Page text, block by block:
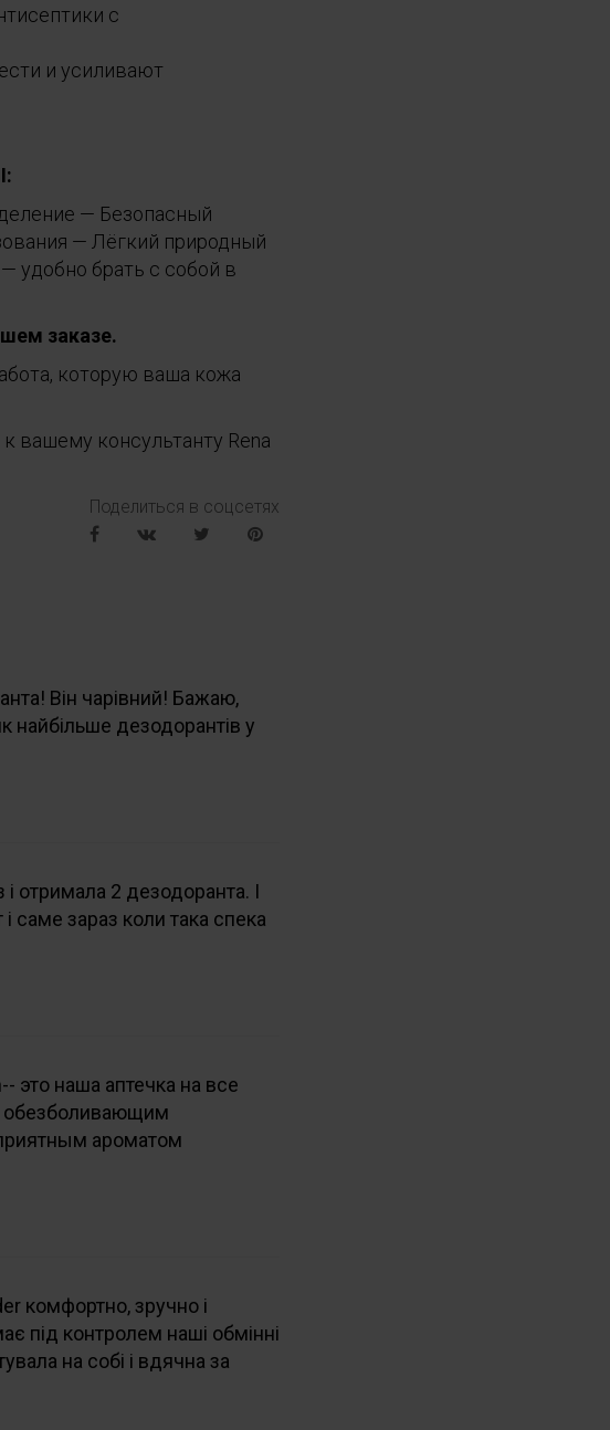
с
и усиливают
— Безопасный
— Лёгкий природный
удобно брать с собой в
заказе.
которую ваша кожа
вашему консультанту Rena
Поделиться в соцсетях
Він чарівний! Бажаю,
найбільше дезодорантів у
отримала 2 дезодоранта. І
саме зараз коли така спека
это наша аптечка на все
обезболивающим
ароматом
комфортно, зручно і
під контролем наші обмінні
на собі і вдячна за